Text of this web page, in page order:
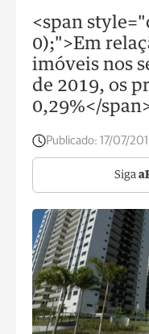
<span
0);">Em
imóveis nos
de 2019, os
0,29%</
Publicado: 17/07/
Siga